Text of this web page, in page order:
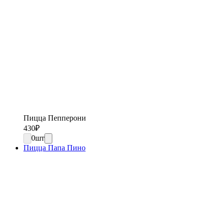
Пицца Пепперони
430₽
0шт
Пицца Папа Пино